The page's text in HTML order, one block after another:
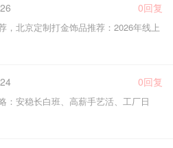
0回复
，北京定制打金饰品推荐：2026年线上
0回复
：安稳长白班、高薪手艺活、工厂日